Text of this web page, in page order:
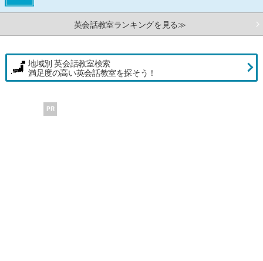
英会話教室ランキングを見る≫
地域別 英会話教室検索
満足度の高い英会話教室を探そう！
PR